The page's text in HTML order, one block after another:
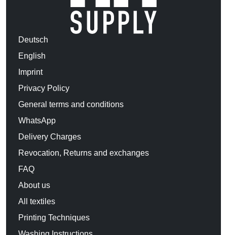
Deutsch
English
Imprint
Privacy Policy
General terms and conditions
WhatsApp
Delivery Charges
Revocation, Returns and exchanges
FAQ
About us
All textiles
Printing Techniques